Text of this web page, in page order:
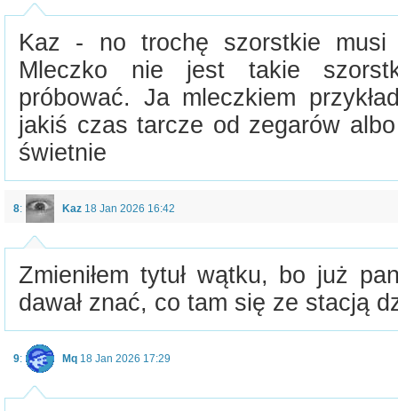
Kaz - no trochę szorstkie musi
Mleczko nie jest takie
próbować. Ja mleczkiem
jakiś czas tarcze od zegarów
świetnie
8: Kaz 18 Jan 2026 16:42
Zmieniłem tytuł wątku, bo już
dawał znać, co tam się ze stacją
9: Mq 18 Jan 2026 17:29